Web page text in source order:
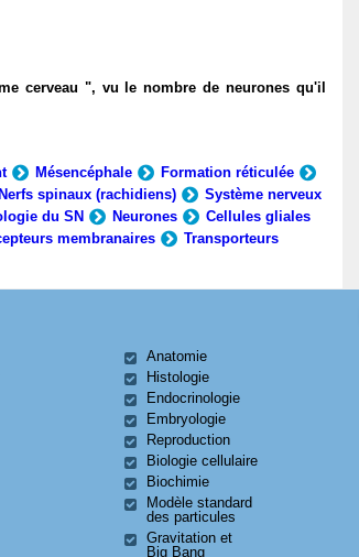
cerveau ", vu le nombre de neurones qu'il
Mésencéphale
Formation réticulée
Nerfs spinaux (rachidiens)
Système nerveux
du SN Neurones
Cellules gliales
membranaires
Transporteurs
Anatomie
Histologie
Endocrinologie
Embryologie
Reproduction
Biologie cellulaire
Biochimie
Modèle standard
des particules
Gravitation et
Big Bang